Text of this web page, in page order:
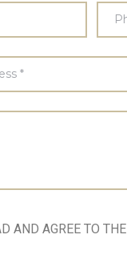
AND AGREE TO THE